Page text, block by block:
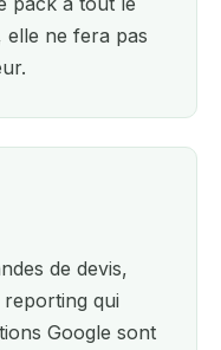
elle ne fera pas
de devis,
qui
Google sont